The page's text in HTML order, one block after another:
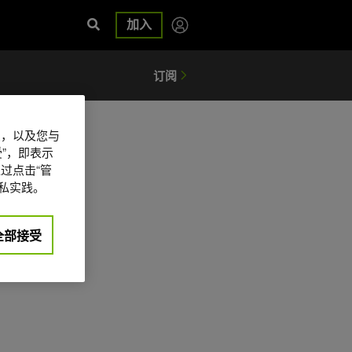
加入
以及您与
，即表示
点击“管
实践。
部接受